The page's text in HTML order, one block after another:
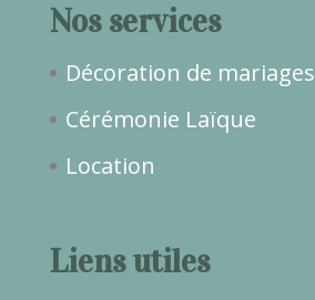
Nos services
Décoration de mariages
Cérémonie Laïque
Location
Liens utiles